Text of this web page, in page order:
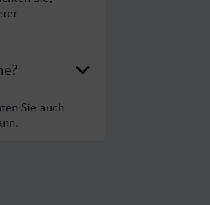
Sie auch